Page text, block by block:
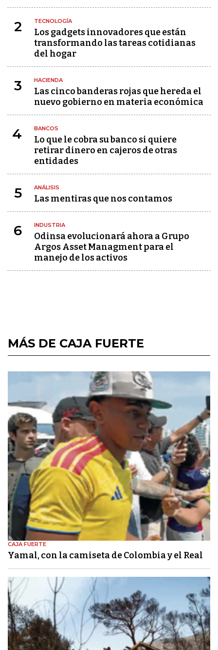
2 TECNOLOGÍA
Los gadgets innovadores que están
transformando las tareas cotidianas
del hogar
3 HACIENDA
Las cinco banderas rojas que hereda el
nuevo gobierno en materia económica
4 BANCOS
Lo que le cobra su banco si quiere
retirar dinero en cajeros de otras
entidades
5 ANÁLISIS
Las mentiras que nos contamos
6 INDUSTRIA
Odinsa evolucionará ahora a Grupo
Argos Asset Managment para el
manejo de los activos
MÁS DE CAJA FUERTE
CAJA FUERTE
Yamal, con la camiseta de Colombia y el Real